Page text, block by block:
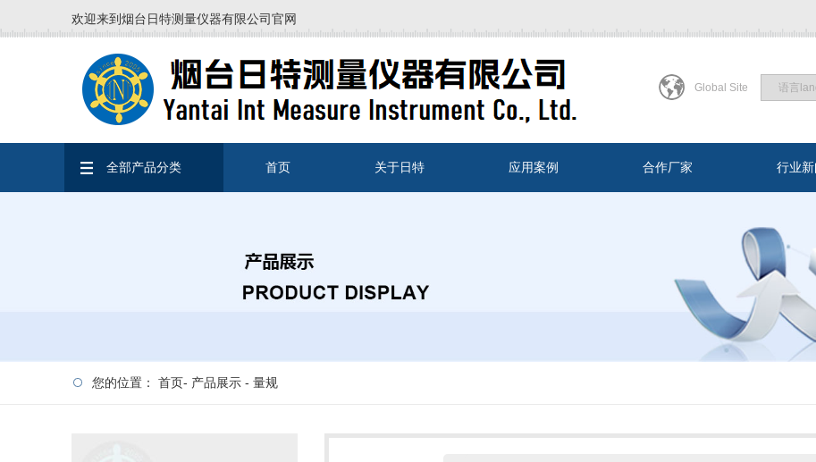
欢迎来到烟台日特测量仪器有限公司官网
Global Site
全部产品分类 首页 关于日特 应用案例 合作厂家 行业新
您的位置： 首页- 产品展示 - 量规